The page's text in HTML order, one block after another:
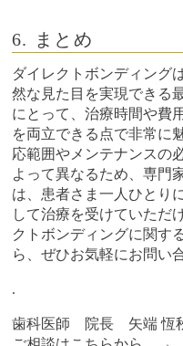
6. まとめ
ダイレクトボンディング
然な見た目を実現できる
にとって、治療時間や費
を両立できる点で非常に
応範囲やメンテナンスの
よって異なるため、専門
は、患者さま一人ひとり
して治療を受けていただ
クトボンディングに関す
ら、ぜひお気軽にお問い
.
歯科医師 院長 矢端 恆